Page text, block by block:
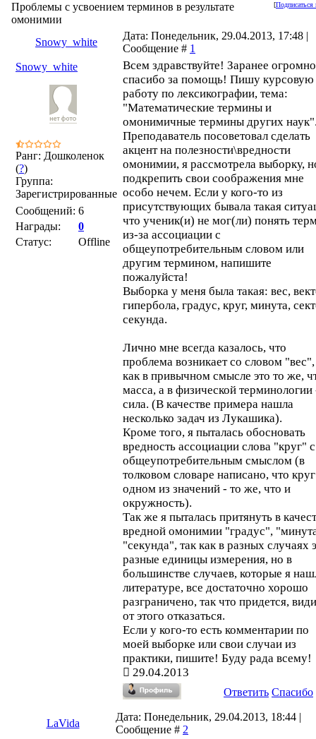
[Подписаться
Проблемы с усвоением терминов в результате
омонимии
Snowy_white
Дата: Понедельник, 29.04.2013, 17:48 |
Сообщение # 1
Snowy_white
Ранг: Дошколенок
(?)
Группа:
Зарегистрированные
Сообщений: 6
Награды:
0
Статус:
Offline
Всем здравствуйте! Заранее
спасибо за помощь! Пишу курсовую
работу по лексикографии, тема:
"Математические термины и
омонимичные термины других
Преподаватель посоветовал сделать
акцент на полезности\вредности
омонимии, я рассмотрела выборку,
подкрепить свои соображения мне
особо нечем. Если у кого-то из
присутствующих бывала такая
что ученик(и) не мог(ли) понять
из-за ассоциации с
общеупотребительным словом или
другим термином, напишите
пожалуйста!
Выборка у меня была такая: вес,
гипербола, градус, круг, минута,
секунда.
Лично мне всегда казалось, что
проблема возникает со словом "вес",
как в привычном смысле это то же,
масса, а в физической терминологии
сила. (В качестве примера нашла
несколько задач из Лукашика).
Кроме того, я пыталась обосновать
вредность ассоциации слова "круг"
общеупотребительным смыслом (в
толковом словаре написано, что
одном из значений - то же, что и
окружность).
Так же я пыталась притянуть в
вредной омонимии "градус",
"секунда", так как в разных случаях
разные единицы измерения, но в
большинстве случаев, которые я
литературе, все достаточно хорошо
разграничено, так что придется,
от этого отказаться.
Если у кого-то есть комментарии по
моей выборке или свои случаи из
практики, пишите! Буду рада всему!
29.04.2013
Ответить Спасибо
LaVida
Дата: Понедельник, 29.04.2013, 18:44 |
Сообщение # 2